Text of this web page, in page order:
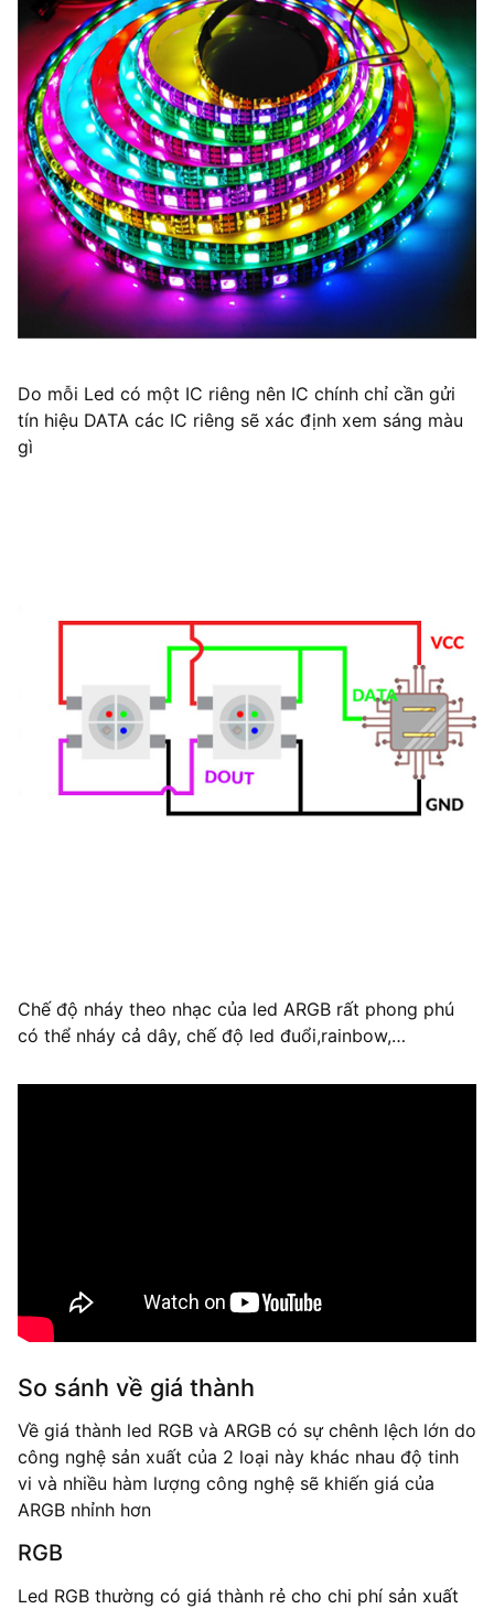
Do mỗi Led có một IC riêng nên IC chính chỉ cần gửi
tín hiệu DATA các IC riêng sẽ xác định xem sáng màu
gì
Chế độ nháy theo nhạc của led ARGB rất phong phú
có thể nháy cả dây, chế độ led đuổi,rainbow,…
So sánh về giá thành
Về giá thành led RGB và ARGB có sự chênh lệch lớn do
công nghệ sản xuất của 2 loại này khác nhau độ tinh
vi và nhiều hàm lượng công nghệ sẽ khiến giá của
ARGB nhỉnh hơn
RGB
Led RGB thường có giá thành rẻ cho chi phí sản xuất